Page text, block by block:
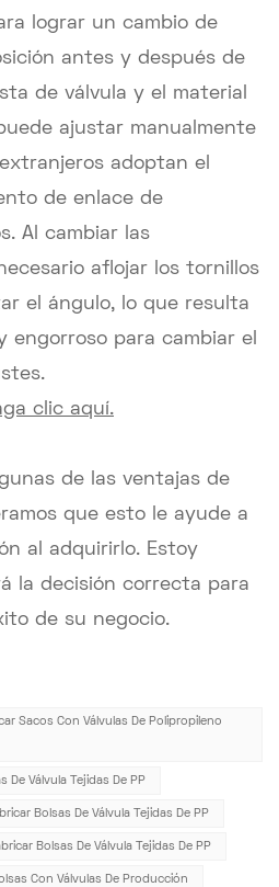
lograr un cambio de
antes y después de
de válvula y el material
ajustar manualmente
adoptan el
de enlace de
Al cambiar las
aflojar los tornillos
el ángulo, lo que resulta
engorroso para cambiar el
clic aquí.
de las ventajas de
que esto le ayude a
al adquirirlo. Estoy
la decisión correcta para
de su negocio.
Sacos Con Válvulas De Polipropileno
De Válvula Tejidas De PP
Bolsas De Válvula Tejidas De PP
Bolsas De Válvula Tejidas De PP
Con Válvulas De Producción